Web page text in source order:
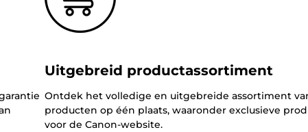
Uitgebreid productassortiment
Ontdek het volledige en uitgebreide assortiment
producten op één plaats, waaronder exclusieve
voor de Canon-website.